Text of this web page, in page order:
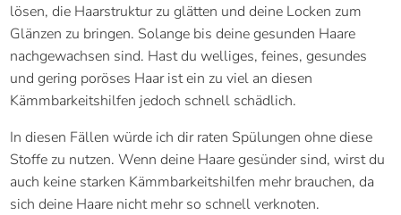
lösen, die Haarstruktur zu glätten und deine Locken zum
Glänzen zu bringen. Solange bis deine gesunden Haare
nachgewachsen sind. Hast du welliges, feines, gesundes
und gering poröses Haar ist ein zu viel an diesen
Kämmbarkeitshilfen jedoch schnell schädlich.
In diesen Fällen würde ich dir raten Spülungen ohne diese
Stoffe zu nutzen. Wenn deine Haare gesünder sind, wirst du
auch keine starken Kämmbarkeitshilfen mehr brauchen, da
sich deine Haare nicht mehr so schnell verknoten.